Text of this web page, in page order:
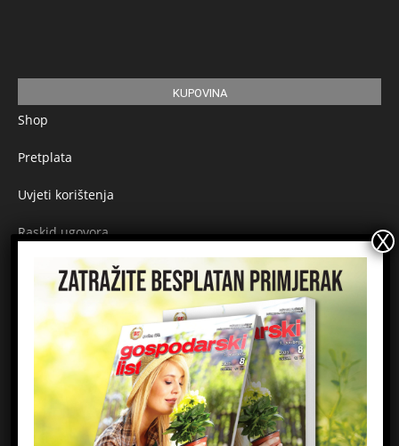
KUPOVINA
Shop
Pretplata
Uvjeti korištenja
Raskid ugovora
Načini plaćanja
Sigurnost plaćanja
Prijavite se na newsletter